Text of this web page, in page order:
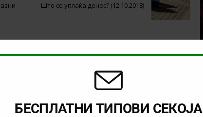
Што се уплаќа денес? (12.10.2018)
БЕСПЛАТНИ ТИПОВИ СЕКОЈА